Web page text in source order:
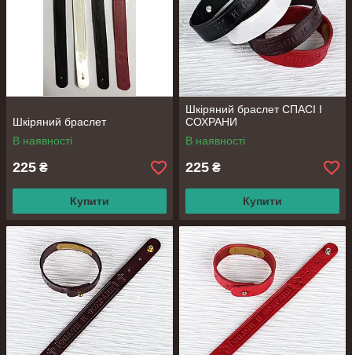
Шкіряний браслет
В наявності
225 ₴
Купити
Шкіряний браслет СПАСІ І
СОХРАНИ
В наявності
225 ₴
Купити